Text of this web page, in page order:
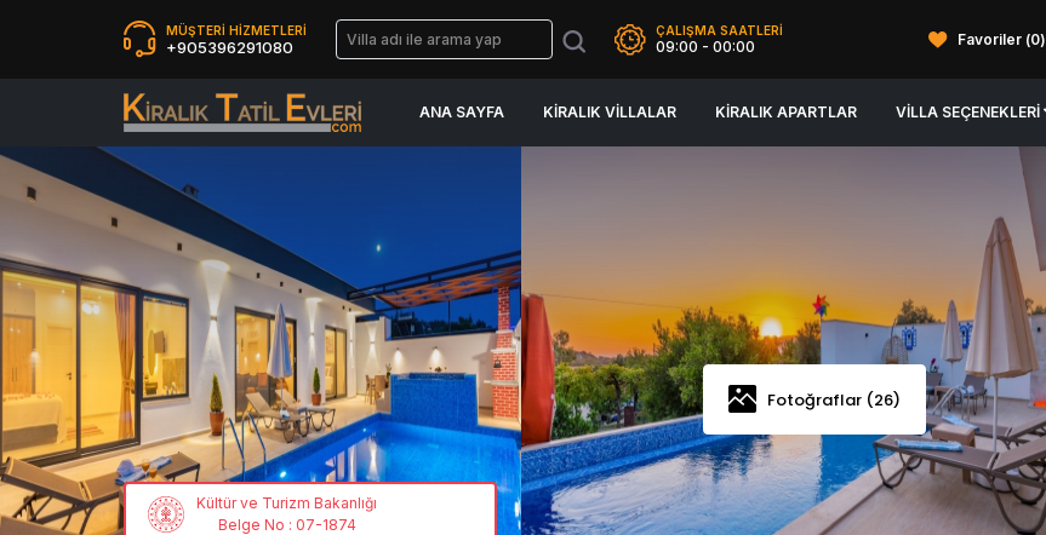
MÜŞTERİ HİZMETLERİ
+905396291080
ÇALIŞMA SAATLERİ
09:00 - 00:00 Favoriler (0)
ANA SAYFA KIRALIK VILLALAR KIRALIK APARTLAR VILLA SEÇENEKLERI
Fotoğraflar (26)
Kültür ve Turizm Bakanlığı
Belge No : 07-1874